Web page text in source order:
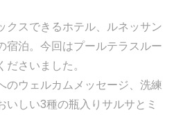
クスできるホテル、ルネッサン
宿泊。今回はプールテラスルー
さいました。
のウェルカムメッセージ、洗練
いしい3種の瓶入りサルサとミ